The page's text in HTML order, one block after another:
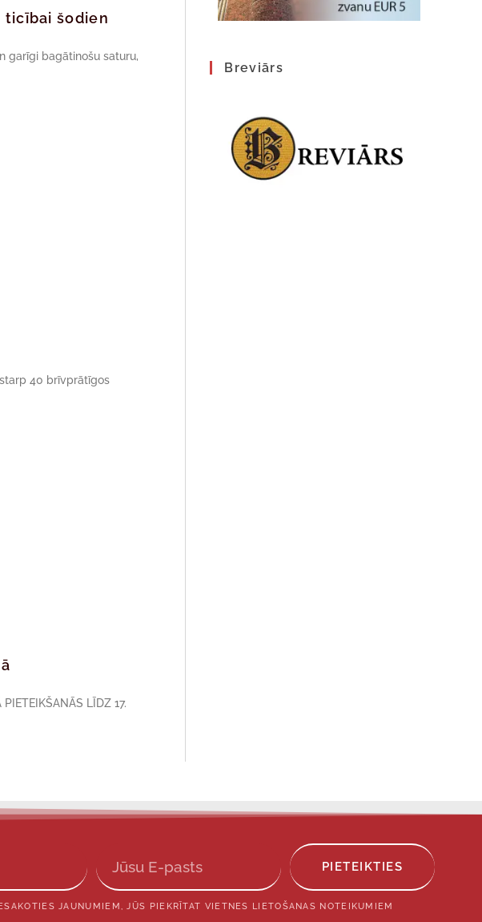
ticībai šodien
garīgi bagātinošu saturu,
40 brīvprātīgos
LĪDZ 17.
Breviārs
PIETEIKTIES
JAUNUMIEM, JŪS PIEKRĪTAT VIETNES LIETOŠANAS NOTEIKUMIEM